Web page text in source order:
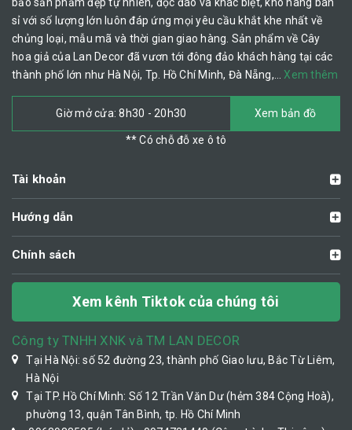
bảo sản phẩm đẹp tự nhiên, độc đáo và khác biệt, kho hàng bán
sỉ với số lượng lớn luôn đáp ứng mọi yêu cầu khắt khe nhất về
chủng loại, mẫu mã và thời gian giao hàng. Sản phẩm về Cây
hoa giả của Lan Decor đã vươn tới đông đảo khách hàng tại các
thành phố lớn như Hà Nội, Tp. Hồ Chí Minh, Đà Nẵng,…Xem thêm
Giờ mở cửa: 8h30 - 20h30 Xem bản đồ
** Có chỗ đỗ xe ô tô
Tài khoản
Hướng dẫn
Chính sách
Xem kênh Tiktok của chúng tôi
Công ty TNHH XNK và TM LAN DECOR
Tại Hà Nội: số 52 đường 23, thành phố Giao lưu, Bắc Từ Liêm,
Hà Nội
Tại TP. Hồ Chí Minh: Số 12 Trần Văn Dư (hẻm 384 Cộng Hoà),
phường 13, quận Tân Bình, tp. Hồ Chí Minh